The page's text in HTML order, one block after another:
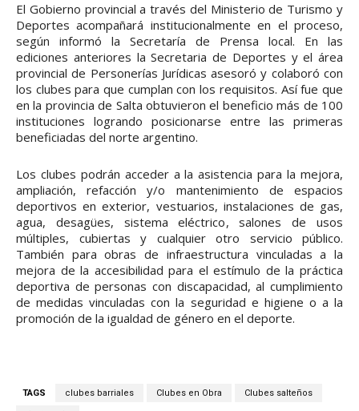
El Gobierno provincial a través del Ministerio de Turismo y
Deportes acompañará institucionalmente en el proceso,
según informó la Secretaría de Prensa local. En las
ediciones anteriores la Secretaria de Deportes y el área
provincial de Personerías Jurídicas asesoró y colaboró con
los clubes para que cumplan con los requisitos. Así fue que
en la provincia de Salta obtuvieron el beneficio más de 100
instituciones logrando posicionarse entre las primeras
beneficiadas del norte argentino.
Los clubes podrán acceder a la asistencia para la mejora,
ampliación, refacción y/o mantenimiento de espacios
deportivos en exterior, vestuarios, instalaciones de gas,
agua, desagües, sistema eléctrico, salones de usos
múltiples, cubiertas y cualquier otro servicio público.
También para obras de infraestructura vinculadas a la
mejora de la accesibilidad para el estímulo de la práctica
deportiva de personas con discapacidad, al cumplimiento
de medidas vinculadas con la seguridad e higiene o a la
promoción de la igualdad de género en el deporte.
TAGS clubes barriales Clubes en Obra Clubes salteños